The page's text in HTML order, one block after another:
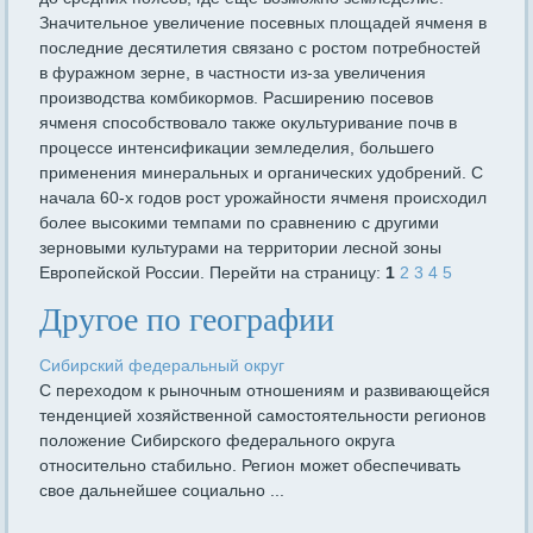
Значительное увеличение посевных площадей ячменя в
последние десятилетия связано с ростом потребностей
в фуражном зерне, в частности из-за увеличения
производства комбикормов. Расширению посевов
ячменя способствовало также окультуривание почв в
процессе интенсификации земледелия, большего
применения минеральных и органических удобрений. С
начала 60-х годов рост урожайности ячменя происходил
более высокими темпами по сравнению с другими
зерновыми культурами на территории лесной зоны
Европейской России. Перейти на страницу:1 2 3 4 5
Другое по географии
Сибирский федеральный округ
С переходом к рыночным отношениям и развивающейся
тенденцией хозяйственной самостоятельности регионов
положение Сибирского федерального округа
относительно стабильно. Регион может обеспечивать
свое дальнейшее социально ...